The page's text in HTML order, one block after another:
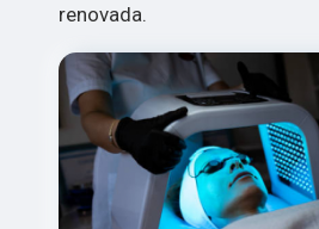
renovada.